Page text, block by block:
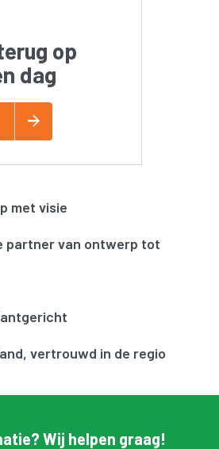
op
dag
met visie
partner van ontwerp tot
vertrouwd in de regio
Wij helpen graag!